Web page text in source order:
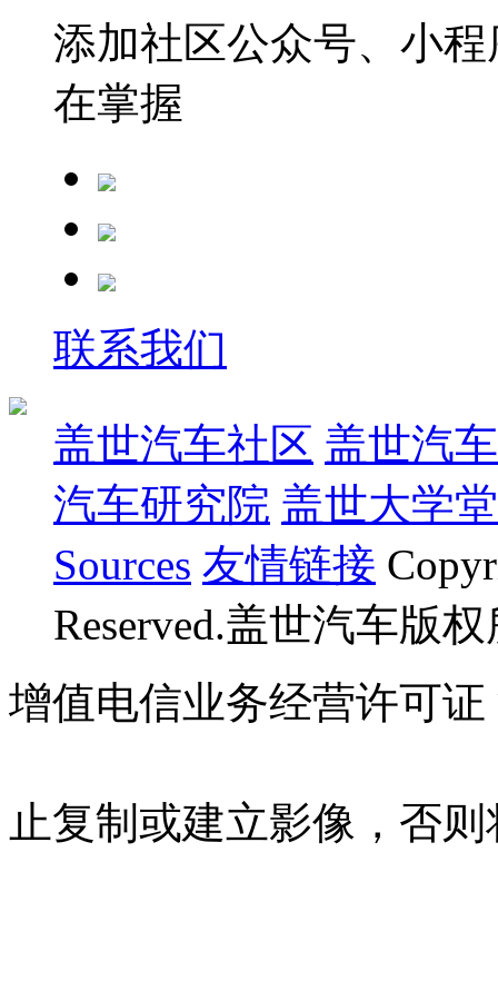
添加社区公众号、小
在掌握
联系我们
盖世汽车社区 盖世汽
汽车研究院 盖世大学堂
Sources 友情链接
Reserved.盖世汽车版
增值电信业务经营许可证
止复制或建立影像，否